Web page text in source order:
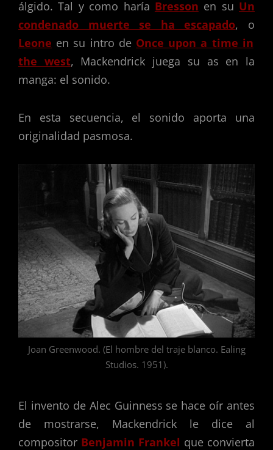
álgido. Tal y como haría Bresson en su Un
condenado muerte se ha escapado, o
Leone en su intro de Once upon a time in
the west, Mackendrick juega su as en la
manga: el sonido.
En esta secuencia, el sonido aporta una
originalidad pasmosa.
Joan Greenwood. (El hombre del traje blanco. Ealing
Studios. 1951).
El invento de Alec Guinness se hace oír antes
de mostrarse, Mackendrick le dice al
compositor Benjamin Frankel que convierta